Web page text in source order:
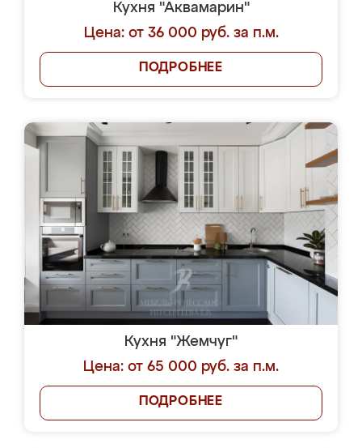
Кухня "Аквамарин"
Цена: от 36 000 руб. за п.м.
ПОДРОБНЕЕ
Кухня "Жемчуг"
Цена: от 65 000 руб. за п.м.
ПОДРОБНЕЕ